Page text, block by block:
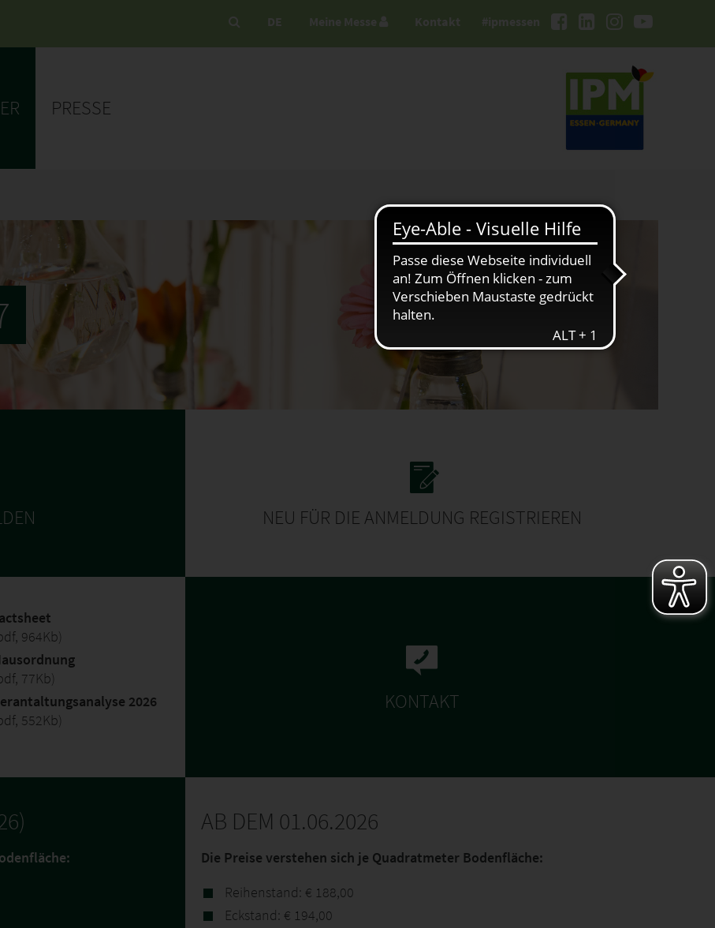
#ipmessen
DE Meine Messe Kontakt
PRESSE
NEU FÜR DIE ANMELDUNG REGISTRIEREN
964Kb)
77Kb)
2026
552Kb)
KONTAKT
AB DEM 01.06.2026
Die Preise verstehen sich je Quadratmeter Bodenfläche:
Reihenstand: € 188,00
Eckstand: € 194,00